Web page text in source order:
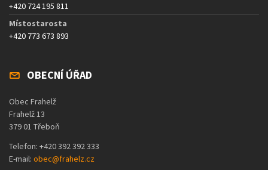
+420 724 195 811
Místostarosta
+420 773 673 893
OBECNÍ ÚŘAD
Obec Frahelž
Frahelž 13
379 01 Třeboň
Telefon: +420 392 392 333
E-mail: obec@frahelz.cz